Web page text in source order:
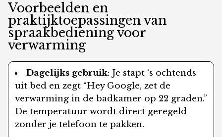
Voorbeelden en
praktijktoepassingen van
spraakbediening voor
verwarming
Dagelijks gebruik: Je stapt ‘s ochtends
uit bed en zegt “Hey Google, zet de
verwarming in de badkamer op 22 graden.”
De temperatuur wordt direct geregeld
zonder je telefoon te pakken.